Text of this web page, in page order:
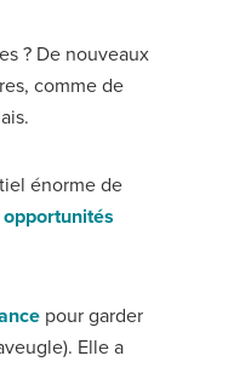
? De nouveaux
comme de
énorme de
opportunités
pour garder
Elle a